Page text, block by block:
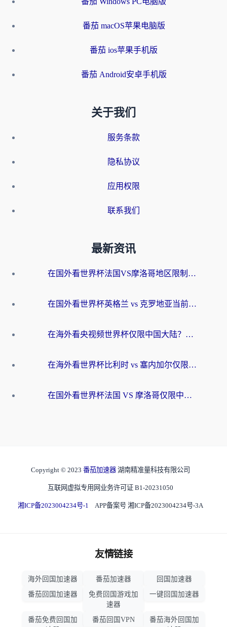
番茄 macOS苹果电脑版
番茄 ios苹果手机版
番茄 Android安卓手机版
关于我们
服务条款
隐私协议
应用权限
联系我们
最新资讯
在国外看世界杯法国VS摩洛哥地区限制？这篇指南让你流畅看中文解说无压力
在国外看世界杯英格兰 vs 克罗地亚当前地区不可播放？这篇指南帮你搞定所有海外观赛难题
在海外看央视频世界杯仅限中国大陆？这篇指南帮你解锁中文解说+无卡顿直播
在海外看世界杯比利时 vs 塞内加尔仅限中国大陆？我找到了最流畅的中文解说之路
在国外看世界杯法国 VS 摩洛哥仅限中国大陆？海外党这样看中文解说赛事不卡顿
Copyright © 2023 番茄加速器 湖南精准量科技有限公司
互联网虚拟专用网业务许可证 B1-20231050
湘ICP备2023004234号-1 APP备案号 湘ICP备2023004234号-3A
友情链接
海外回国加速器 番茄加速器
回国加速器
番茄回国加速器
免费回国游戏加
速器
一键回国加速器
番茄免费回国加
番茄回国VPN
番茄海外回国加